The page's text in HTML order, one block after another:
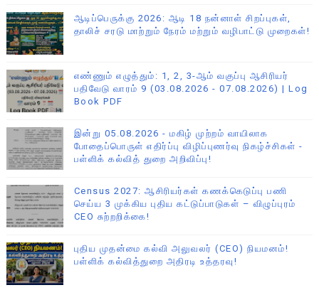
ஆடிப்பெருக்கு 2026: ஆடி 18 நன்னாள் சிறப்புகள்,
தாலிச் சரடு மாற்றும் நேரம் மற்றும் வழிபாட்டு முறைகள்!
எண்ணும் எழுத்தும்: 1, 2, 3-ஆம் வகுப்பு ஆசிரியர்
பதிவேடு வாரம் 9 (03.08.2026 - 07.08.2026) | Log
Book PDF
இன்று 05.08.2026 - மகிழ் முற்றம் வாயிலாக
போதைப்பொருள் எதிர்ப்பு விழிப்புணர்வு நிகழ்ச்சிகள் -
பள்ளிக் கல்வித் துறை அறிவிப்பு!
Census 2027: ஆசிரியர்கள் கணக்கெடுப்பு பணி
செய்ய 3 முக்கிய புதிய கட்டுப்பாடுகள் – விழுப்புரம்
CEO சுற்றறிக்கை!
புதிய முதன்மை கல்வி அலுவலர் (CEO) நியமனம்!
பள்ளிக் கல்வித்துறை அதிரடி உத்தரவு!